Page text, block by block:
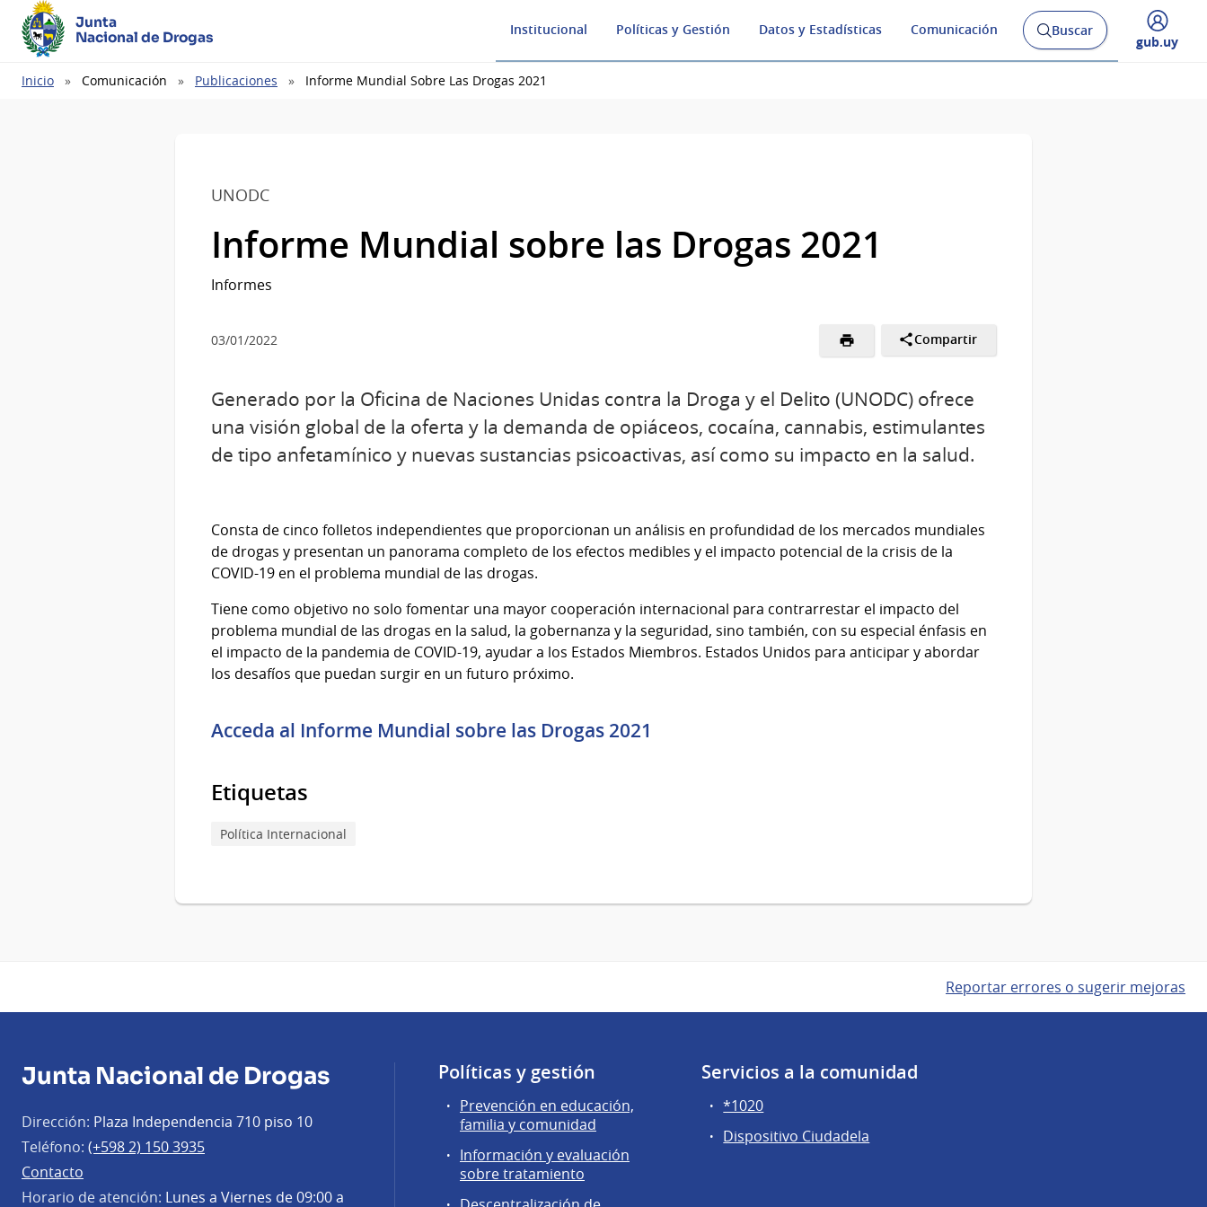
Junta
Nacional de Drogas
Institucional Políticas y Gestión Datos y Estadísticas Comunicación
Abrir
buscador
Buscar
Desplegar
gub.uy
Ruta
Inicio Comunicación Publicaciones Informe Mundial Sobre Las Drogas 2021
UNODC
Informe Mundial sobre las Drogas 2021
Informes
03/01/2022 Compartir
Generado por la Oficina de Naciones Unidas contra la Droga y el Delito (UNODC) ofrece
una visión global de la oferta y la demanda de opiáceos, cocaína, cannabis, estimulantes
de tipo anfetamínico y nuevas sustancias psicoactivas, así como su impacto en la salud.
Consta de cinco folletos independientes que proporcionan un análisis en profundidad de los mercados mundiales
de drogas y presentan un panorama completo de los efectos medibles y el impacto potencial de la crisis de la
COVID-19 en el problema mundial de las drogas.
Tiene como objetivo no solo fomentar una mayor cooperación internacional para contrarrestar el impacto del
problema mundial de las drogas en la salud, la gobernanza y la seguridad, sino también, con su especial énfasis en
el impacto de la pandemia de COVID-19, ayudar a los Estados Miembros. Estados Unidos para anticipar y abordar
los desafíos que puedan surgir en un futuro próximo.
Acceda al Informe Mundial sobre las Drogas 2021
Etiquetas
Política Internacional
Reportar errores o sugerir mejoras
Junta Nacional de Drogas
Dirección: Plaza Independencia 710 piso 10
Teléfono: (+598 2) 150 3935
Contacto
Horario de atención: Lunes a Viernes de 09:00 a
Políticas y gestión
Prevención en educación,
familia y comunidad
Información y evaluación
sobre tratamiento
Servicios a la comunidad
*1020
Dispositivo Ciudadela